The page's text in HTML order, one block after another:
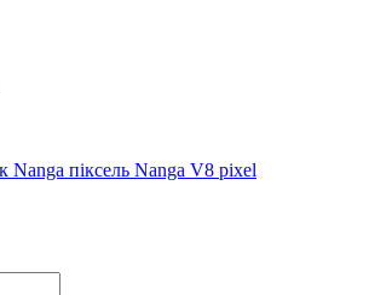
Nanga піксель Nanga V8 pixel